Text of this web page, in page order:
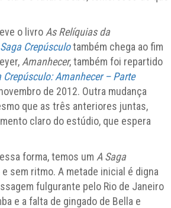
o livro As Relíquias da
Saga Crepúsculotambém chega ao fim
Amanhecer, também foi repartido
Crepúsculo: Amanhecer – Parte
de 2012. Outra mudança
que as três anteriores juntas,
claro do estúdio, que espera
forma, temos um A Saga
sem ritmo. A metade inicial é digna
fulgurante pelo Rio de Janeiro
e a falta de gingado de Bella e